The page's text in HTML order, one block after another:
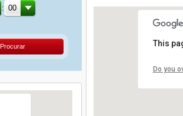
:
Procurar This
Do you